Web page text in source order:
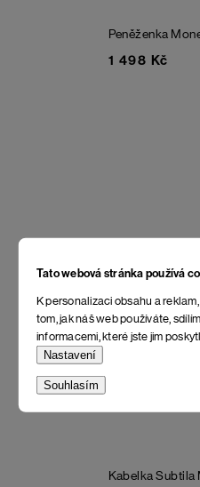
Tato webová stránka používá
K personalizaci obsahu a
tom, jak náš web používáte,
informacemi, které jste jim
Nastavení
Souhlasím
Peněženka
1 498 Kč
Kabelka Subtila